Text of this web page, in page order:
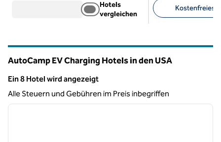
Hotels
vergleichen
Kostenfreies
AutoCamp EV Charging Hotels in den USA
Ein 8 Hotel wird angezeigt
Ein 8 Hotel wird angezeigt
Alle Steuern und Gebühren im Preis inbegriffen
1 von 12